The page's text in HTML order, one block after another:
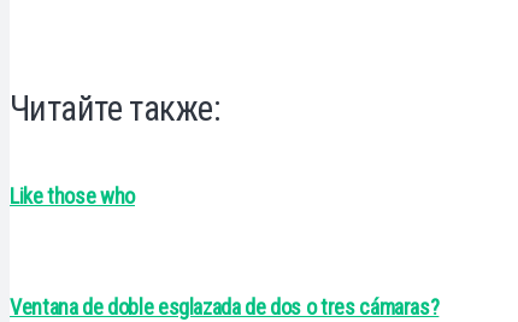
Читайте также:
Like those who
Ventana de doble esglazada de dos o tres cámaras?